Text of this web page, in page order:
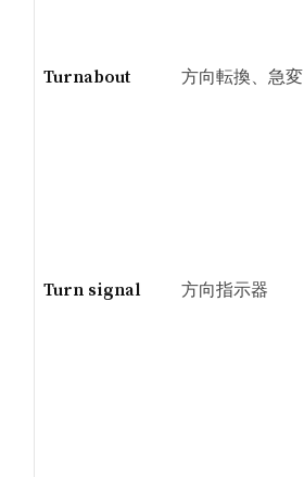
Turnabout 方向転換、急変
Turn signal 方向指示器